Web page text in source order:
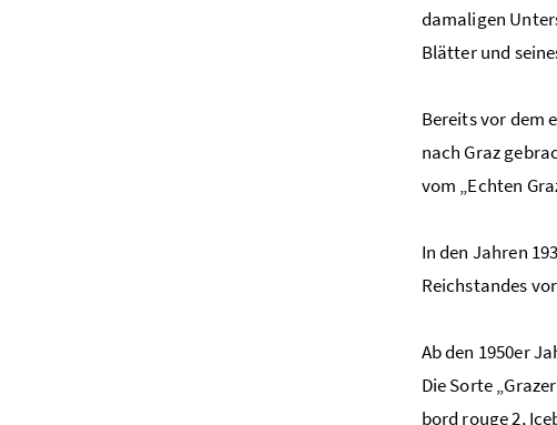
damaligen
Blätter und
Bereits vor dem
nach Graz
vom „Echten
In den Jahren
Reichstandes
Ab den 1950er
Die Sorte
bord rouge 2,